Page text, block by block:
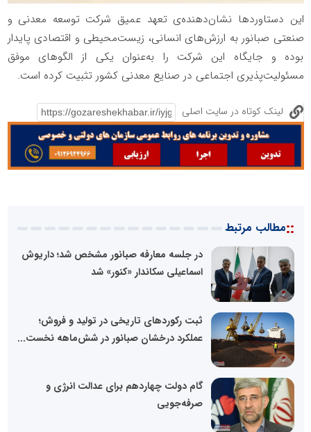
این دستاوردها نشان‌دهنده‌ی تعهد عمیق شرکت توسعه معدنی و
صنعتی صبانور به ارزش‌های انسانی، زیست‌محیطی و اقتصادی پایدار
بوده و جایگاه این شرکت را به‌عنوان یکی از الگوهای موفق
مسئولیت‌پذیری اجتماعی در صنایع معدنی کشور تثبیت کرده است.
لینک کوتاه در سایت اصلی
::مطالب مرتبط
در جلسه معارفه صبانور مشخص شد؛ داریوش
اسماعیلی سکاندار «کنور» شد
ثبت رکوردهای تاریخی در تولید و فروش؛
عملکرد درخشان صبانور در شش‌ماهه نخست...
گام دولت چهاردهم برای عدالت انرژی و
صرفه‌جویی